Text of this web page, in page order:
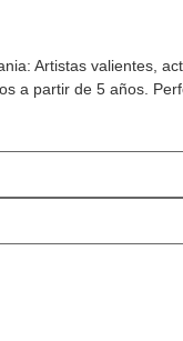
Artistas valientes,
a partir de 5 años.